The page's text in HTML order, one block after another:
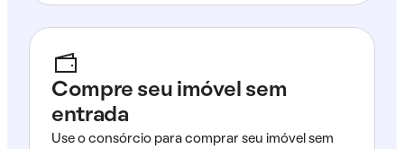
Compre seu imóvel sem
entrada
Use o consórcio para comprar seu imóvel sem